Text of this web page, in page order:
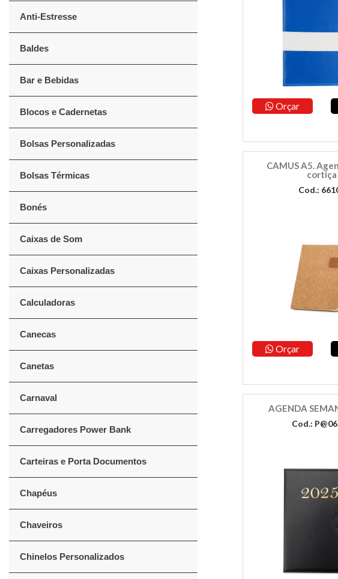
Anti-Estresse
Baldes
Bar e Bebidas
Blocos e Cadernetas
Bolsas Personalizadas
Bolsas Térmicas
Bonés
Caixas de Som
Caixas Personalizadas
Calculadoras
Canecas
Canetas
Carnaval
Carregadores Power Bank
Carteiras e Porta Documentos
Chapéus
Chaveiros
Chinelos Personalizados
Orçar
CAMUS A5.
cortiça
Cod.:
Orçar
AGENDA
Cod.: